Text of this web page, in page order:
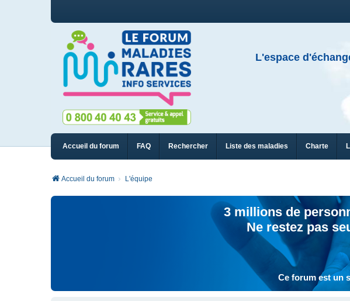
L'espace
Accueil du forum FAQ Rechercher Liste des maladies Charte
Accueil du forum L'équipe
3 millions de
Ne restez pas
Ce forum est un